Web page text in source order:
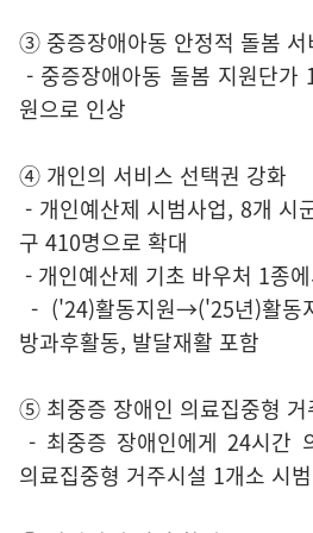
③ 중증장애아동 안정적 돌봄 서
- 중증장애아동 돌봄 지원단
원으로 인상
④ 개인의 서비스 선택권 강화
- 개인예산제 시범사업, 8개
구 410명으로 확대
- 개인예산제 기초 바우처 1종
- ('24)활동지원→('25년)활동
방과후활동, 발달재활 포함
⑤ 최중증 장애인 의료집중형 거
- 최중증 장애인에게 24시간
의료집중형 거주시설 1개소 시